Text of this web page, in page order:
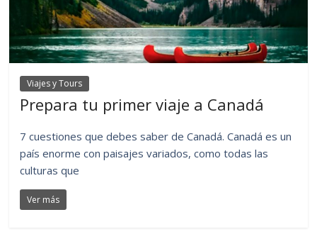
Viajes y Tours
Prepara tu primer viaje a Canadá
7 cuestiones que debes saber de Canadá. Canadá es un
país enorme con paisajes variados, como todas las
culturas que
Ver más